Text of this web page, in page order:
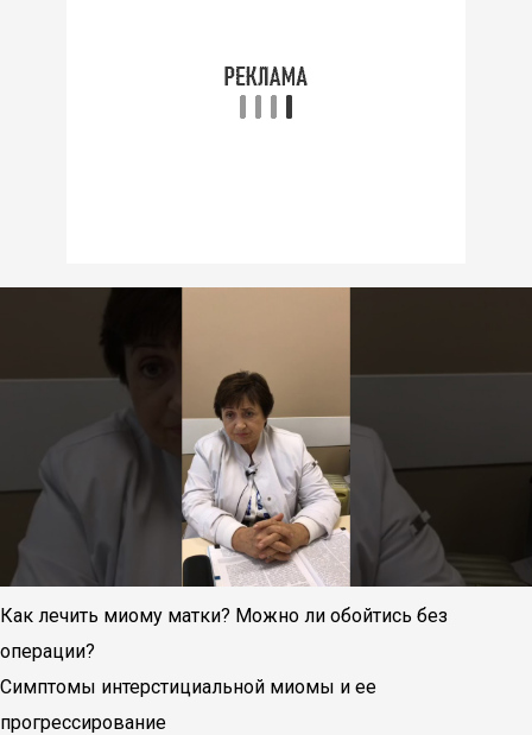
Как лечить миому матки? Можно ли обойтись без
операции?
Симптомы интерстициальной миомы и ее
прогрессирование